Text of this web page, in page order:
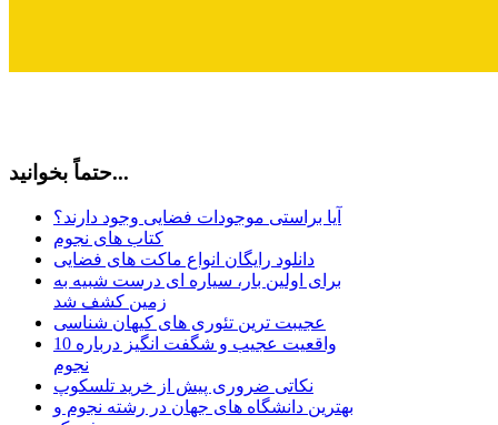
حتماً بخوانید...
آیا براستی موجودات فضایی وجود دارند؟
کتاب های نجوم
دانلود رایگان انواع ماکت های فضایی
برای اولین بار، سیاره ای درست شبیه به
زمین کشف شد
عجیبت ترین تئوری های کیهان شناسی
10 واقعیت عجیب و شگفت انگیز درباره
نجوم
نکاتی ضروری پیش از خرید تلسکوپ
بهترین دانشگاه های جهان در رشته نجوم و